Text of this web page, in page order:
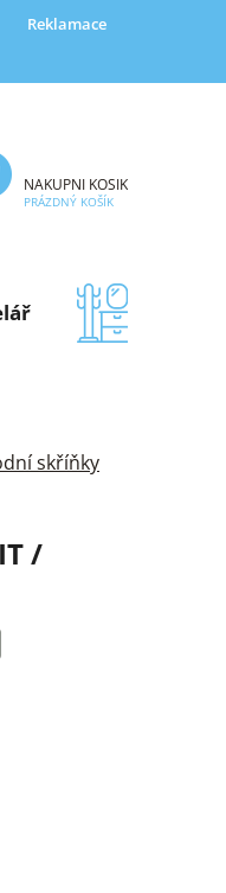
Reklamace
NÁKUPNÍ KOŠÍK
PRÁZDNÝ KOŠÍK
skříňky
/